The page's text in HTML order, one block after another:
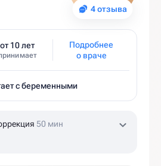
4 отзыва
от 10 лет
Подробнее
о враче
с беременными
50 мин